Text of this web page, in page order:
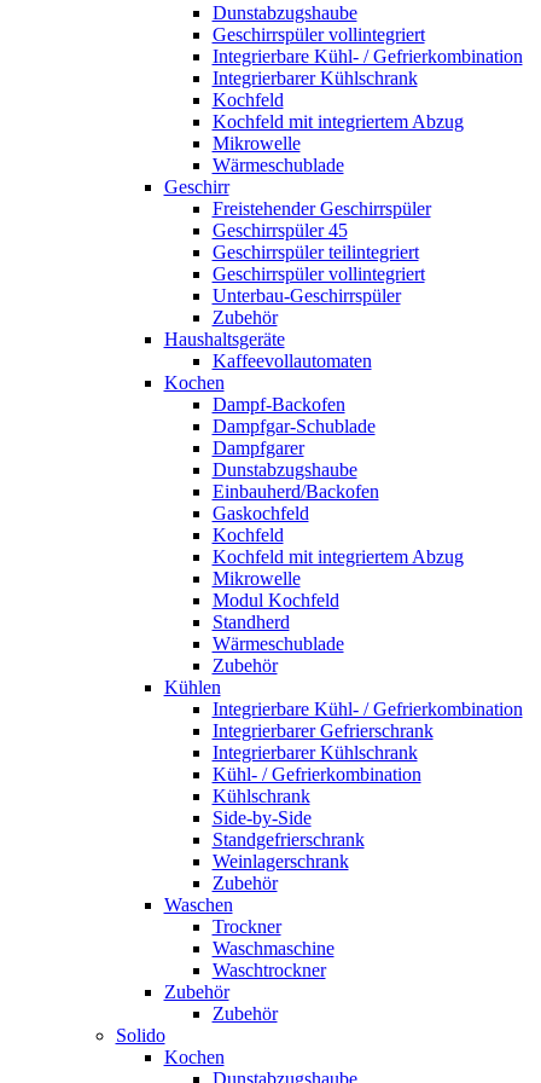
Dunstabzugshaube
Geschirrspüler vollintegriert
Integrierbare Kühl- / Gefrierkombination
Integrierbarer Kühlschrank
Kochfeld
Kochfeld mit integriertem Abzug
Mikrowelle
Wärmeschublade
Geschirr
Freistehender Geschirrspüler
Geschirrspüler 45
Geschirrspüler teilintegriert
Geschirrspüler vollintegriert
Unterbau-Geschirrspüler
Zubehör
Haushaltsgeräte
Kaffeevollautomaten
Kochen
Dampf-Backofen
Dampfgar-Schublade
Dampfgarer
Dunstabzugshaube
Einbauherd/Backofen
Gaskochfeld
Kochfeld
Kochfeld mit integriertem Abzug
Mikrowelle
Modul Kochfeld
Standherd
Wärmeschublade
Zubehör
Kühlen
Integrierbare Kühl- / Gefrierkombination
Integrierbarer Gefrierschrank
Integrierbarer Kühlschrank
Kühl- / Gefrierkombination
Kühlschrank
Side-by-Side
Standgefrierschrank
Weinlagerschrank
Zubehör
Waschen
Trockner
Waschmaschine
Waschtrockner
Zubehör
Zubehör
Solido
Kochen
Dunstabzugshaube